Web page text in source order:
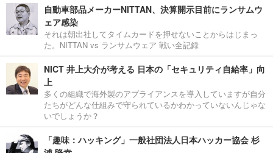
自動車部品メーカーNITTAN、決算開示目前にランサムウ
ェア感染
それは朝出社してタイムカードを押せないことからはじまっ
た。NITTAN vs ランサムウェア 戦い全記録
NICT 井上大介が考える 日本の「セキュリティ自給率」向
上
多くの組織で海外製のアプライアンスを導入していますが自分
たちがどんな仕組みで守られているかわかっていないんじゃな
いでしょうか？
「趣味：ハッキング」一般社団法人日本ハッカー協会 杉